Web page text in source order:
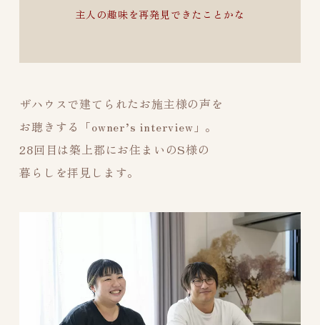
主人の趣味を再発見できたことかな
ザハウスで建てられたお施主様の声を
お聴きする「owner’s interview」。
28回目は築上郡にお住まいのS様の
暮らしを拝見します。